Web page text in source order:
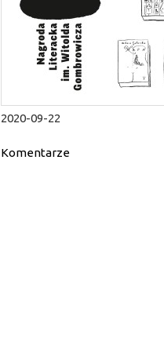
2020-09-22
Komentarze